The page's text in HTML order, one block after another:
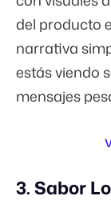
del producto
narrativa
estás viendo
mensajes
3. Sabor